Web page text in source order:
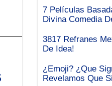
7 Películas
Divina Comedia
3817 Refranes
De Idea!
¿Emoji? ¿Que
Revelamos Que